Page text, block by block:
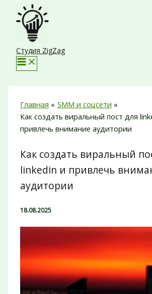
Перейти
содержимому
Студия ZigZag
Главная
SMM и соцсети
Как создать виральный пост для
привлечь внимание аудитории
Как создать виральный
linkedin и привлечь
аудитории
18.08.2025